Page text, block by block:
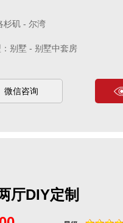
杉矶 - 尔湾
别墅 - 别墅中套房
微信咨询
厅DIY定制